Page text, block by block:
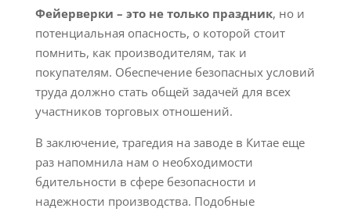
Фейерверки – это не только праздник, но и
потенциальная опасность, о которой стоит
помнить, как производителям, так и
покупателям. Обеспечение безопасных условий
труда должно стать общей задачей для всех
участников торговых отношений.
В заключение, трагедия на заводе в Китае еще
раз напомнила нам о необходимости
бдительности в сфере безопасности и
надежности производства. Подобные